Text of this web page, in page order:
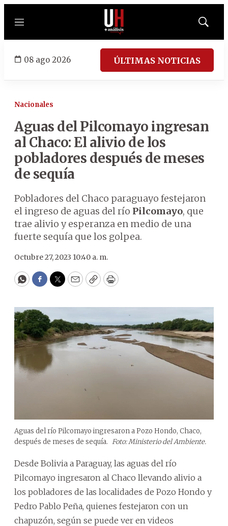
Menú
Mostrar
08 ago 2026 ÚLTIMAS NOTICIAS
Nacionales
Aguas del Pilcomayo ingresan
al Chaco: El alivio de los
pobladores después de meses
de sequía
Pobladores del Chaco paraguayo festejaron
el ingreso de aguas del río Pilcomayo, que
trae alivio y esperanza en medio de una
fuerte sequía que los golpea.
Octubre 27, 2023 10:40 a. m.
WhatsApp
Facebook
Twitter
EmailCopyPrint
Aguas del río Pilcomayo ingresaron a Pozo Hondo, Chaco,
después de meses de sequía. Foto: Ministerio del Ambiente.
Desde Bolivia a Paraguay, las aguas del río
Pilcomayo ingresaron al Chaco llevando alivio a
los pobladores de las localidades de Pozo Hondo y
Pedro Pablo Peña, quienes festejaron con un
chapuzón, según se puede ver en videos